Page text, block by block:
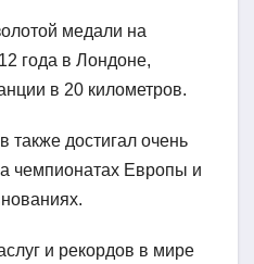
медали на
года в Лондоне,
в 20 километров.
также достигал очень
чемпионатах Европы и
и рекордов в мире